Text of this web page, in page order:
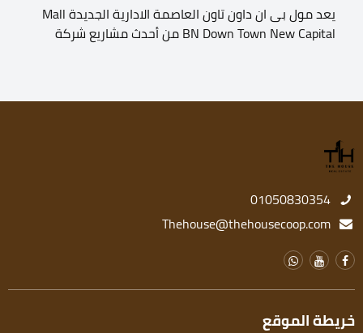
يعد مول بى ان داون تاون العاصمة الادارية الجديدة Mall
BN Down Town New Capital من أحدث مشاريع شركة
01050830354
Thehouse@thehousecoop.com
خريطة الموقع